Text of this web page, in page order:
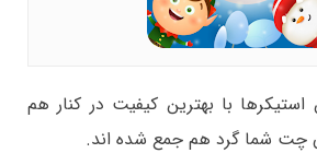
استیکرها با بهترین کیفیت در کنار هم
چت شما گرد هم جمع شده اند.